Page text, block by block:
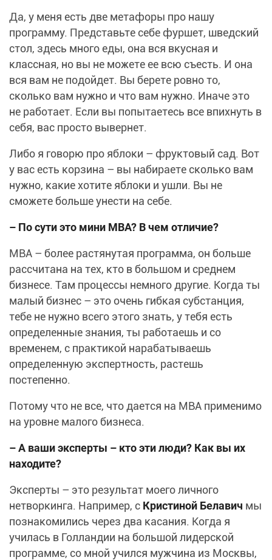
Да, у меня есть две метафоры про нашу
программу. Представьте себе фуршет, шведский
стол, здесь много еды, она вся вкусная и
классная, но вы не можете ее всю съесть. И она
вся вам не подойдет. Вы берете ровно то,
сколько вам нужно и что вам нужно. Иначе это
не работает. Если вы попытаетесь все впихнуть в
себя, вас просто вывернет.
Либо я говорю про яблоки – фруктовый сад. Вот
у вас есть корзина – вы набираете сколько вам
нужно, какие хотите яблоки и ушли. Вы не
сможете больше унести на себе.
– По сути это мини MBA? В чем отличие?
MBA – более растянутая программа, он больше
рассчитана на тех, кто в большом и среднем
бизнесе. Там процессы немного другие. Когда ты
малый бизнес – это очень гибкая субстанция,
тебе не нужно всего этого знать, у тебя есть
определенные знания, ты работаешь и со
временем, с практикой нарабатываешь
определенную экспертность, растешь
постепенно.
Потому что не все, что дается на MBA применимо
на уровне малого бизнеса.
– А ваши эксперты – кто эти люди? Как вы их
находите?
Эксперты – это результат моего личного
нетворкинга. Например, с Кристиной Белавич мы
познакомились через два касания. Когда я
училась в Голландии на большой лидерской
программе, со мной учился мужчина из Москвы,